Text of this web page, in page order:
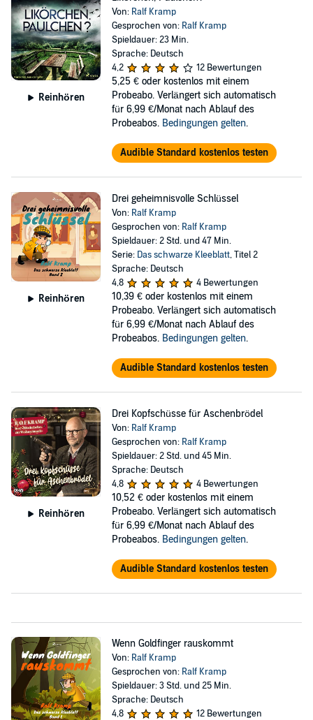
Reinhören
Von: Ralf Kramp
Gesprochen von: Ralf Kramp
Spieldauer: 23 Min.
Sprache: Deutsch
4,2
12 Bewertungen
5,25 € oder kostenlos mit einem
Probeabo. Verlängert sich automatisch
für 6,99 €/Monat nach Ablauf des
Probeabos. Bedingungen gelten.
Audible Standard kostenlos testen
Reinhören
Drei geheimnisvolle Schlüssel
Von: Ralf Kramp
Gesprochen von: Ralf Kramp
Spieldauer: 2 Std. und 47 Min.
Serie: Das schwarze Kleeblatt, Titel 2
Sprache: Deutsch
4,8
4 Bewertungen
10,39 € oder kostenlos mit einem
Probeabo. Verlängert sich automatisch
für 6,99 €/Monat nach Ablauf des
Probeabos. Bedingungen gelten.
Audible Standard kostenlos testen
Reinhören
Drei Kopfschüsse für Aschenbrödel
Von: Ralf Kramp
Gesprochen von: Ralf Kramp
Spieldauer: 2 Std. und 45 Min.
Sprache: Deutsch
4,8
4 Bewertungen
10,52 € oder kostenlos mit einem
Probeabo. Verlängert sich automatisch
für 6,99 €/Monat nach Ablauf des
Probeabos. Bedingungen gelten.
Audible Standard kostenlos testen
Wenn Goldfinger rauskommt
Von: Ralf Kramp
Gesprochen von: Ralf Kramp
Spieldauer: 3 Std. und 25 Min.
Sprache: Deutsch
4,8
12 Bewertungen